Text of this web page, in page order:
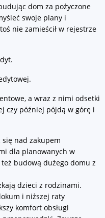
dom za pożyczone
swoje plany i
nie zamieścił w rejestrze
a wraz z nimi odsetki
czy później pójdą w górę i
się nad zakupem
dla planowanych w
też budową dużego domu z
dzieci z rodzinami.
i niższej raty
komfort obsługi